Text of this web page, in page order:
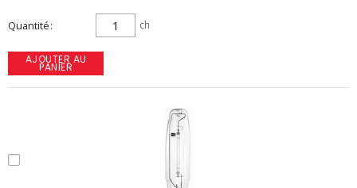
Quantité ch
AJOUTER AU
PANIER